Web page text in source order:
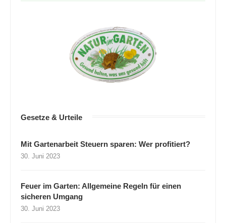
Gesetze & Urteile
Mit Gartenarbeit Steuern sparen: Wer profitiert?
30. Juni 2023
Feuer im Garten: Allgemeine Regeln für einen
sicheren Umgang
30. Juni 2023